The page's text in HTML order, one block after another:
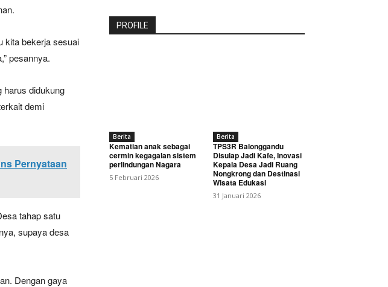
kita bekerja sesuai
pesannya.
harus didukung
demi
Pernyataan
tahap satu
supaya desa
Dengan gaya
PROFILE
Berita
Kematian anak sebagai
cermin kegagalan sistem
perlindungan Nagara
5 Februari 2026
Berita
TPS3R Balonggandu
Disulap Jadi Kafe, Inovasi
Kepala Desa Jadi Ruang
Nongkrong dan Destinasi
Wisata Edukasi
31 Januari 2026